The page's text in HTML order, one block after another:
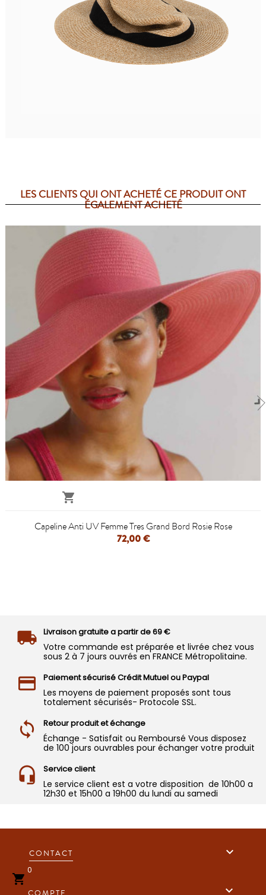
LES CLIENTS QUI ONT ACHETÉ CE PRODUIT ONT
ÉGALEMENT ACHETÉ

Capeline Anti UV Femme Tres Grand Bord Rosie Rose
72,00 €
Livraison gratuite a partir de 69 €
Votre commande est préparée et livrée chez vous
sous 2 à 7 jours ouvrés en FRANCE Métropolitaine.
Paiement sécurisé Crédit Mutuel ou Paypal
Les moyens de paiement proposés sont tous
totalement sécurisés- Protocole SSL.
Retour produit et échange
Échange - Satisfait ou Remboursé Vous disposez
de 100 jours ouvrables pour échanger votre produit
Service client
Le service client est a votre disposition de 10h00 a
12h30 et 15h00 a 19h00 du lundi au samedi
CONTACT 


0